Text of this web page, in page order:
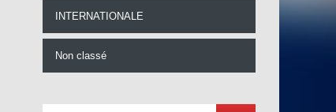
INTERNATIONALE
Non classé